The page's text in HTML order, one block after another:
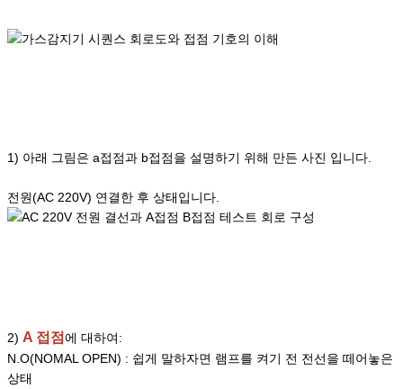
1) 아래 그림은 a접점과 b접점을 설명하기 위해 만든 사진 입니다.
전원(AC 220V) 연결한 후 상태입니다.
2) A 접점에 대하여:
N.O(NOMAL OPEN) : 쉽게 말하자면 램프를 켜기 전 전선을 떼어놓은
상태